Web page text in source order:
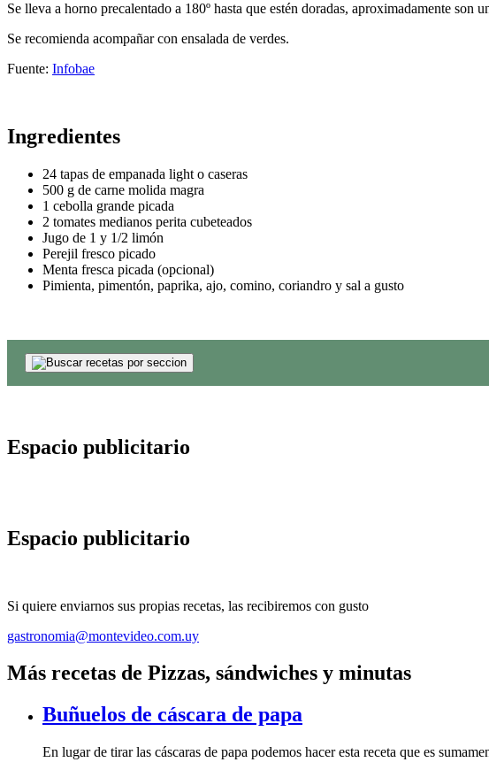
Se lleva a horno precalentado a 180º hasta que estén doradas, aproximadamente son
Se recomienda acompañar con ensalada de verdes.
Fuente: Infobae
Ingredientes
24 tapas de empanada light o caseras
500 g de carne molida magra
1 cebolla grande picada
2 tomates medianos perita cubeteados
Jugo de 1 y 1/2 limón
Perejil fresco picado
Menta fresca picada (opcional)
Pimienta, pimentón, paprika, ajo, comino, coriandro y sal a gusto
Espacio publicitario
Espacio publicitario
Si quiere enviarnos sus propias recetas, las recibiremos con gusto
gastronomia@montevideo.com.uy
Más recetas de Pizzas, sándwiches y minutas
Buñuelos de cáscara de papa
En lugar de tirar las cáscaras de papa podemos hacer esta receta que es